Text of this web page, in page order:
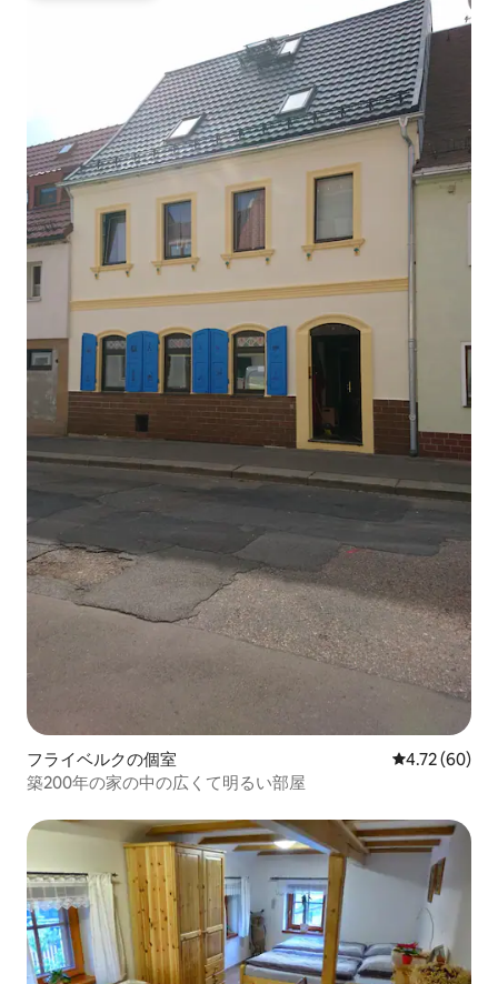
フライベルクの個室 レビュー60
4.72 (60)
築200年の家の中の広くて明るい部屋